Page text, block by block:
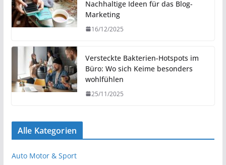
Nachhaltige Ideen für das Blog-
Marketing
16/12/2025
Versteckte Bakterien-Hotspots im
Büro: Wo sich Keime besonders
wohlfühlen
25/11/2025
Alle Kategorien
Auto Motor & Sport